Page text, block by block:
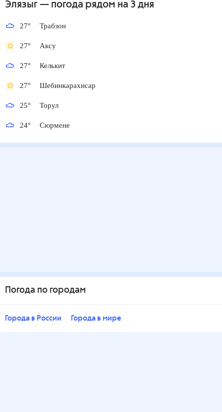
Элязыг— погода рядом на 3 дня
27° Трабзон
27° Аксу
27° Келькит
27° Шебинкарахисар
25° Торул
24° Сюрмене
Погода по городам
Города в России Города в мире